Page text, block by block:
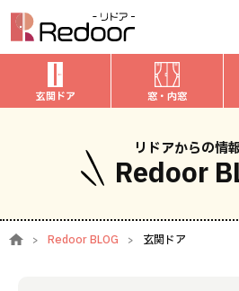
玄関ドア 窓・内窓
私たちについて
取扱商品
リドアからの情
Redoor
Redoor BLOG 玄関ドア